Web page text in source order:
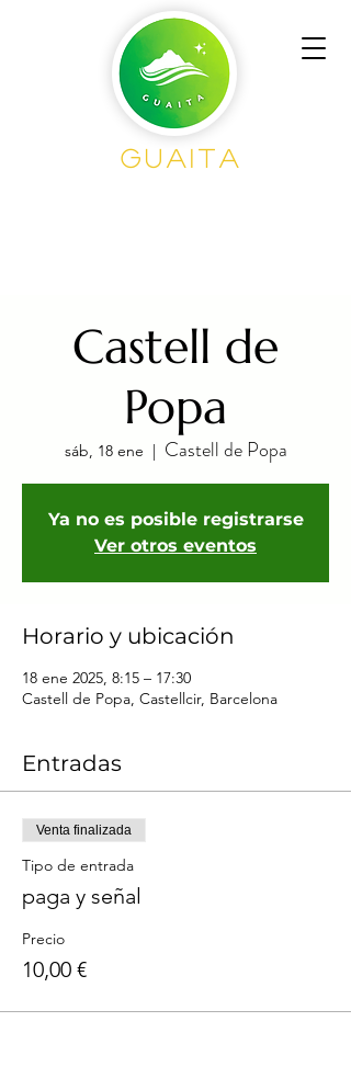
GUAITA
Castell de
Popa
sáb, 18 ene
  |
Castell de Popa
Ya no es posible registrarse
Ver otros eventos
Horario y ubicación
18 ene 2025, 8:15 – 17:30
Castell de Popa, Castellcir, Barcelona
Entradas
Venta finalizada
Tipo de entrada
paga y señal
Precio
10,00 €